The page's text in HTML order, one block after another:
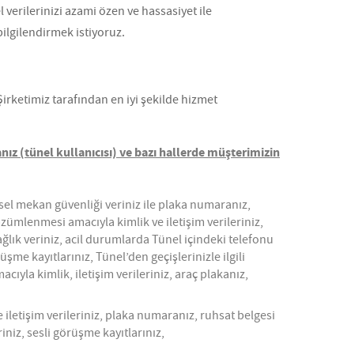
azami özen ve hassasiyet ile
istiyoruz.
tarafından en iyi şekilde hizmet
(tünel kullanıcısı) ve bazı hallerde müşterimizin
mekan güvenliği veriniz ile plaka numaranız,
amacıyla kimlik ve iletişim verileriniz,
veriniz, acil durumlarda Tünel içindeki telefonu
kayıtlarınız, Tünel’den geçişlerinizle ilgili
kimlik, iletişim verileriniz, araç plakanız,
iletişim verileriniz, plaka numaranız, ruhsat belgesi
sesli görüşme kayıtlarınız,